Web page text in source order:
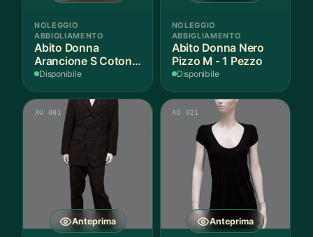
NOLEGGIO
ABBIGLIAMENTO
Abito Donna
Arancione S Cotone
- 1 Pezzo
Disponibile
NOLEGGIO
ABBIGLIAMENTO
Abito Donna Nero
Pizzo M - 1 Pezzo
Disponibile
Anteprima
AU 001
Anteprima
AD 021